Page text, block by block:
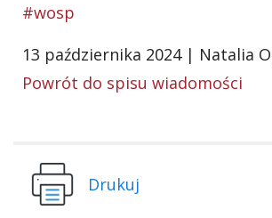
#wosp
13 października 2024 | Natalia
Powrót do spisu wiadomości
Drukuj